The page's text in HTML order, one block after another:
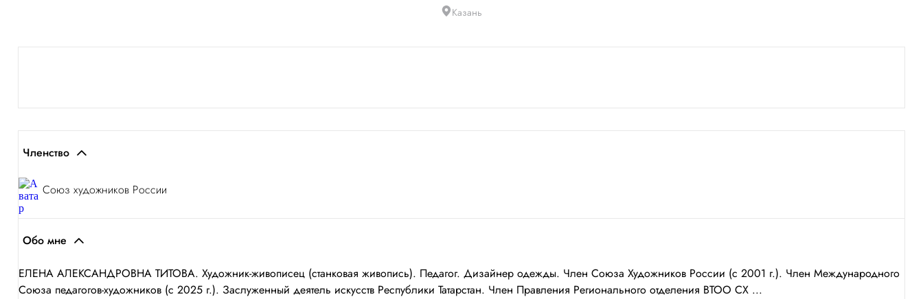
Казань
Членство
Союз художников России
Обо мне
ЕЛЕНА АЛЕКСАНДРОВНА ТИТОВА. Художник-живописец (станковая живопись). Педагог. Дизайнер одежды. Член Союза Художников России (с 2001 г.). Член Международного
Союза педагогов-художников (с 2025 г.). Заслуженный деятель искусств Республики Татарстан. Член Правления Регионального отделения ВТОО СХ ...